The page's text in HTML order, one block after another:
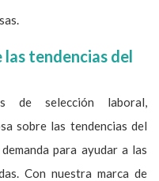
tendencias del
de selección laboral,
sobre las tendencias del
para ayudar a las
Con nuestra marca de